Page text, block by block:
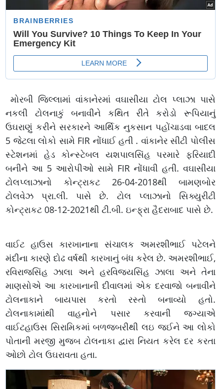
મોરબી જિલ્લામાં વાંકાનેરમાં વઘાસીયા ટોલ પ્લાઝા પાસે
નકલી ટોલનાકું બનાવીને કથિત રીતે કરોડો રૂપિયાનું
ઉઘરાણું કરીને સરકારને આર્થિક નુકસાન પહોંચાડવા બાદલ
5 જેટલા લોકો સામે FIR નોંધાઈ હતી . વાંકાનેર સીટી પોલીસ
સ્ટેશનમાં હેડ કોન્સ્ટેબલ યશપાલસિંહ પરમારે ફરિયાદી
બનીને આ 5 આરોપીઓ સામે FIR નોંધાવી હતી. વઘાસીયા
ટોલપ્લાઝાનો કોન્ટ્રાકટ 26-04-2018થી બામણબોર
ટોલવેઝ પ્રા.લી. પાસે છે. ટોલ પ્લાઝાનો સિક્યુરીટી
કોન્ટ્રાકટ 08-12-2021થી ટી.બી. ઇન્ફ્રા હૈદરાબાદ પાસે છે.
વાઈટ હાઉસ કારખાનાના સંચાલક અમરશીભાઈ પટેલને
મંદીના કારણે દોઢ વર્ષથી કારખાનું બંધ કરેલ છે. અમરશીભાઈ,
રવિરાજસિંહ ઝાલા અને હરવિજયસિંહ ઝાલા અને તેના
માણસોએ આ કારખાનાની દીવાલમાં એક દરવાજો બનાવીને
ટોલનાકાને બાયપાસ કરતો રસ્તો બનાવ્યો હતો.
ટોલનાકામાંથી વાહનોને પસાર કરવાની જગ્યાએ
વાઈટહાઉસ સિરામિકમાં બળજબરીથી લઇ જઈને આ લોકો
પોતાની મરજી મુજબ ટોલનાકા દ્વારા નિયત કરેલ દર કરતા
ઓછો ટોલ ઉઘરાવતા હતા.